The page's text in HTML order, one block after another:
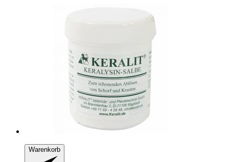
Warenkorb